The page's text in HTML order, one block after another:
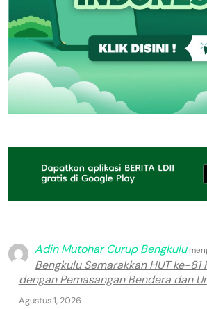
Adin Mutohar Curup Bengkulu
Bengkulu Semarakkan HUT ke-81
dengan Pemasangan Bendera dan
Agustus 1, 2026